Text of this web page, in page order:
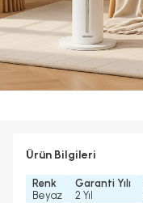
Ürün Bilgileri
Renk
Beyaz
Garanti Yılı
2 Yıl